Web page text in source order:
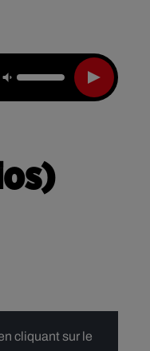
cliquant sur le